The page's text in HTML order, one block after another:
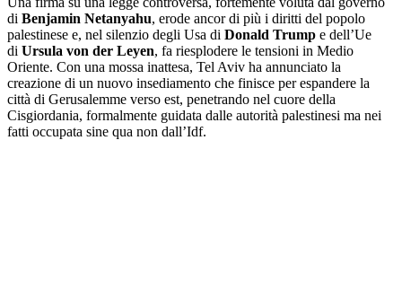
di Benjamin Netanyahu, erode ancor di più i diritti del popolo
palestinese e, nel silenzio degli Usa di Donald Trump e dell’Ue
di Ursula von der Leyen, fa riesplodere le tensioni in Medio
Oriente. Con una mossa inattesa, Tel Aviv ha annunciato la
creazione di un nuovo insediamento che finisce per espandere la
città di Gerusalemme verso est, penetrando nel cuore della
Cisgiordania, formalmente guidata dalle autorità palestinesi ma nei
fatti occupata sine qua non dall’Idf.